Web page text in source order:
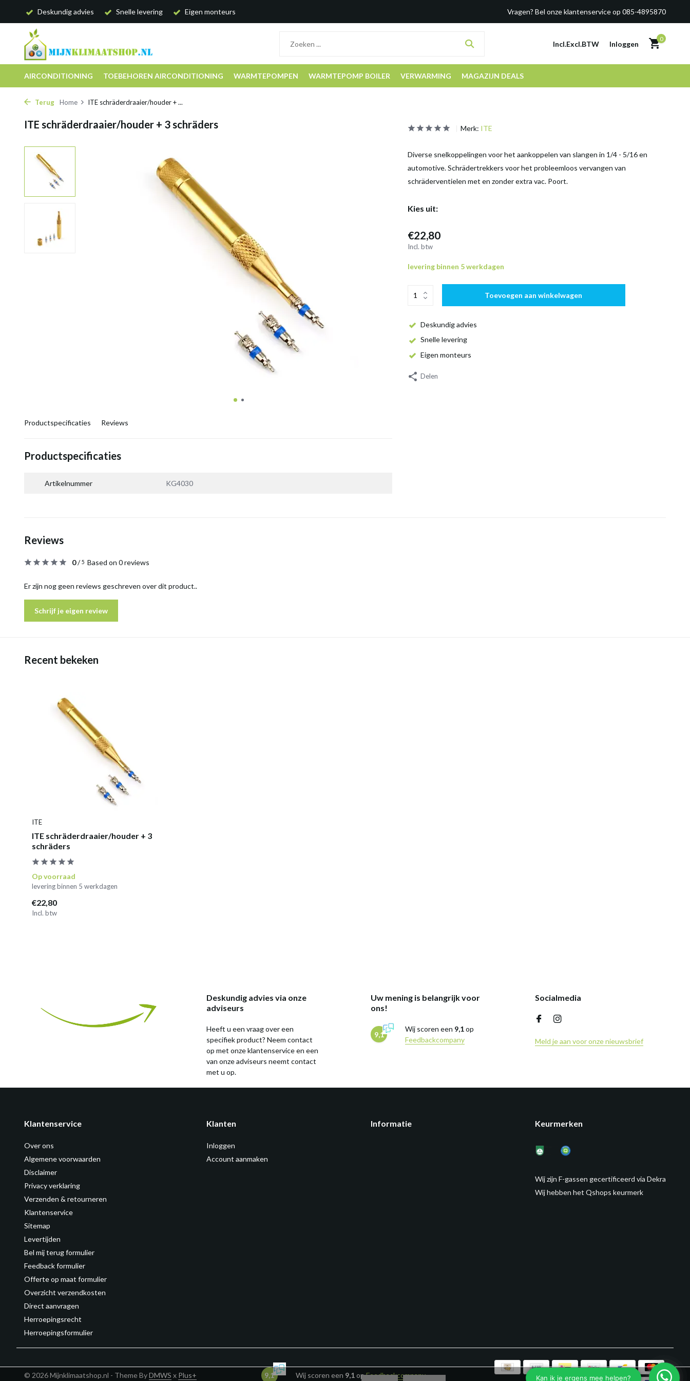
Deskundig advies Snelle levering Eigen monteurs Vragen? Bel onze klantenservice op 085-4895870
Incl.Excl.BTW Inloggen
0
AIRCONDITIONING TOEBEHOREN AIRCONDITIONING WARMTEPOMPEN WARMTEPOMP BOILER VERWARMING MAGAZIJN DEALS
Terug Home ITE schräderdraaier/houder + ...
ITE schräderdraaier/houder + 3 schräders
Productspecificaties Reviews
Productspecificaties
Artikelnummer KG4030
Merk: ITE
Diverse snelkoppelingen voor het aankoppelen van slangen in 1/4 - 5/16 en
automotive. Schrädertrekkers voor het probleemloos vervangen van
schräderventielen met en zonder extra vac. Poort.
Kies uit:
€22,80
Incl. btw
levering binnen 5 werkdagen
Toevoegen aan winkelwagen
Deskundig advies
Snelle levering
Eigen monteurs
Delen
Reviews
0/5 Based on 0 reviews
Er zijn nog geen reviews geschreven over dit product..
Schrijf je eigen review
Recent bekeken
ITE
ITE schräderdraaier/houder + 3
schräders
Op voorraad
levering binnen 5 werkdagen
€22,80
Incl. btw
Deskundig advies via onze
adviseurs
Heeft u een vraag over een
specifiek product? Neem contact
op met onze klantenservice en een
van onze adviseurs neemt contact
met u op.
Uw mening is belangrijk voor
ons!
9,1
Wij scoren een 9,1op
Feedbackcompany
Socialmedia
Meld je aan voor onze nieuwsbrief
Klantenservice
Over ons
Algemene voorwaarden
Disclaimer
Privacy verklaring
Verzenden & retourneren
Klantenservice
Sitemap
Levertijden
Bel mij terug formulier
Feedback formulier
Offerte op maat formulier
Overzicht verzendkosten
Direct aanvragen
Herroepingsrecht
Herroepingsformulier
Klanten
Inloggen
Account aanmaken
Informatie Keurmerken
Wij zijn F-gassen gecertificeerd via Dekra
Wij hebben het Qshops keurmerk
© 2026 Mijnklimaatshop.nl - Theme ByDMWS x Plus+ 9,1 Wij scoren een 9,1opFeedbackcompany